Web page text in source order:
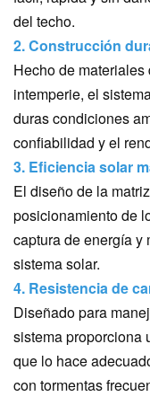
del techo.
2. Construcción
Hecho de
intemperie, el
duras condiciones
confiabilidad y el
3. Eficiencia solar
El diseño de la
posicionamiento de
captura de energía y
sistema solar.
4. Resistencia de
Diseñado para
sistema proporciona
que lo hace
con tormentas